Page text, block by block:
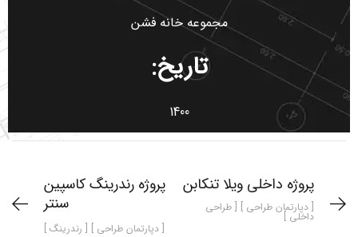
مجموعه خانه فشن
تاریخ:
1400
پروژه داخلی ویلا تنکابن
[ دپارتمان طراحی ] [ طراحی
داخلی ]
پروژه رندرینگ کاسپین
سنتر
[ دپارتمان طراحی ] [ رندرینگ ]